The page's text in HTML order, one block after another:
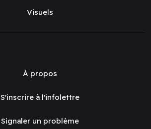
Visuels
À propos
S'inscrire à l'infolettre
Signaler un problème